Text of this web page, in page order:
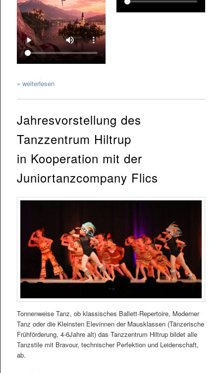
» weiterlesen
Jahresvorstellung des
Tanzzentrum Hiltrup
in Kooperation mit der
Juniortanzcompany Flics
Tonnenweise Tanz, ob klassisches Ballett-Repertoire, Moderner
Tanz oder die Kleinsten Elevinnen der Mausklassen (Tänzerische
Frühförderung, 4-6Jahre alt) das Tanzzentrum Hiltrup bildet alle
Tanzstile mit Bravour, technischer Perfektion und Leidenschaft,
ab.